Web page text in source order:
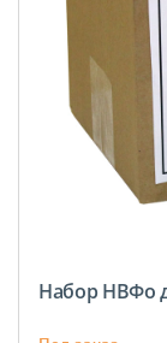
Набор НВФо